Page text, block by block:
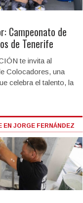
Campeonato de
de Tenerife
te invita al
Colocadores, una
celebra el talento, la
EN JORGE FERNÁNDEZ